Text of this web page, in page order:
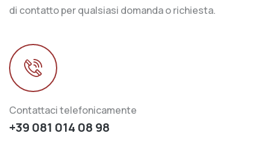
di contatto per qualsiasi domanda o richiesta.
Contattaci telefonicamente
+39 081 014 08 98